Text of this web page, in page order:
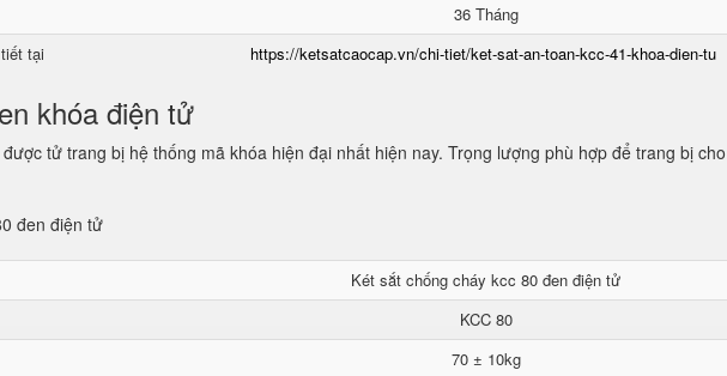
36 Tháng
tại
https://ketsatcaocap.vn/chi-tiet/ket-sat-an-toan-kcc-41-khoa-dien-tu
khóa điện tử
tử trang bị hệ thống mã khóa hiện đại nhất hiện nay. Trọng lượng phù hợp để trang bị
Két sắt chống cháy kcc 80 đen điện tử
KCC 80
70 ± 10kg